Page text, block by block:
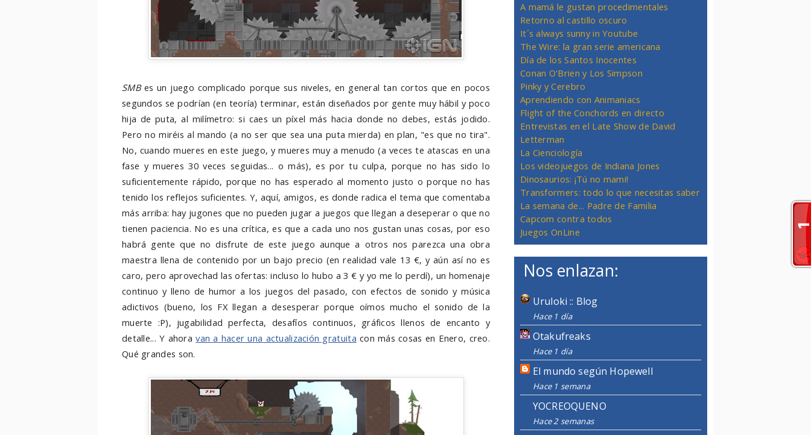
SMBes un juego complicado porque sus niveles, en general tan cortos que en pocos
segundos se podrían (en teoría) terminar, están diseñados por gente muy hábil y poco
hija de puta, al milímetro: si caes un píxel más hacia donde no debes, estás jodido.
Pero no miréis al mando (a no ser que sea una puta mierda) en plan, "es que no tira".
No, cuando mueres en este juego, y mueres muy a menudo (a veces te atascas en una
fase y mueres 30 veces seguidas... o más), es por tu culpa, porque no has sido lo
suficientemente rápido, porque no has esperado al momento justo o porque no has
tenido los reflejos suficientes. Y, aquí, amigos, es donde radica el tema que comentaba
más arriba: hay jugones que no pueden jugar a juegos que llegan a deseperar o que no
tienen paciencia. No es una crítica, es que a cada uno nos gustan unas cosas, por eso
habrá gente que no disfrute de este juego aunque a otros nos parezca una obra
maestra llena de contenido por un bajo precio (en realidad vale 13 €, y aún así no es
caro, pero aprovechad las ofertas: incluso lo hubo a 3 € y yo me lo perdí), un homenaje
continuo y lleno de humor a los juegos del pasado, con efectos de sonido y música
adictivos (bueno, los FX llegan a desesperar porque oímos mucho el sonido de la
muerte :P), jugabilidad perfecta, desafíos continuos, gráficos llenos de encanto y
detalle... Y ahoravan a hacer una actualización gratuita con más cosas en Enero, creo.
Qué grandes son.
A mamá le gustan procedimentales
Retorno al castillo oscuro
It´s always sunny in Youtube
The Wire: la gran serie americana
Día de los Santos Inocentes
Conan O'Brien y Los Simpson
Pinky y Cerebro
Aprendiendo con Animaniacs
Flight of the Conchords en directo
Entrevistas en el Late Show de David
Letterman
La Cienciología
Los videojuegos de Indiana Jones
Dinosaurios: ¡Tú no mami!
Transformers: todo lo que necesitas saber
La semana de... Padre de Familia
Capcom contra todos
Juegos OnLine
Nos enlazan:
Uruloki :: Blog
Hace 1 día
Otakufreaks
Hace 1 día
El mundo según Hopewell
Hace 1 semana
YOCREOQUENO
Hace 2 semanas